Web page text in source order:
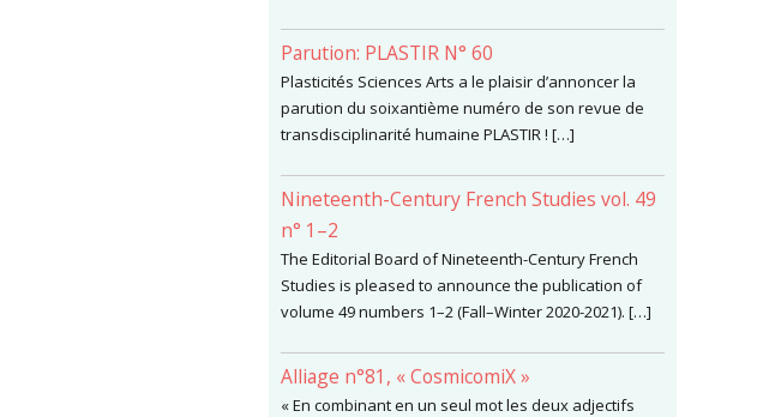
Parution: PLASTIR N° 60
Plasticités Sciences Arts a le plaisir d’annoncer la
parution du soixantième numéro de son revue de
transdisciplinarité humaine PLASTIR ! […]
Nineteenth-Century French Studies vol. 49
n° 1–2
The Editorial Board of Nineteenth-Century French
Studies is pleased to announce the publication of
volume 49 numbers 1–2 (Fall–Winter 2020-2021). […]
Alliage n°81, « CosmicomiX »
« En combinant en un seul mot les deux adjectifs